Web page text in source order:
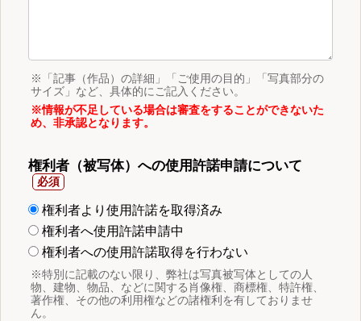
※「記事（作品）の詳細」「ご使用の目的」「写真部分の
サイズ」など、具体的にご記入ください。
※情報が不足している場合は審査をすることができないた
め、非承認となります。
権利者（被写体）への使用許諾申請について
権利者より使用許諾を取得済み
権利者へ使用許諾申請中
権利者への使用許諾取得を行わない
※特別に記載のない限り、弊社は写真被写体としての人
物、建物、物品、などに関する肖像権、商標権、特許権、
著作権、その他の利用権などの諸権利を有しておりませ
ん。